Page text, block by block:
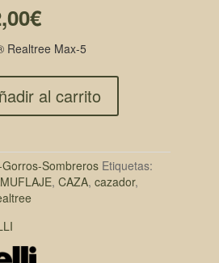
€El
precio
actual
es:
Realtree Max-5
al carrito
Sombreros Etiquetas:
, CAZA, cazador,